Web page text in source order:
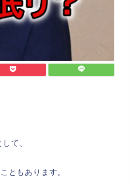
て、
ともあります。